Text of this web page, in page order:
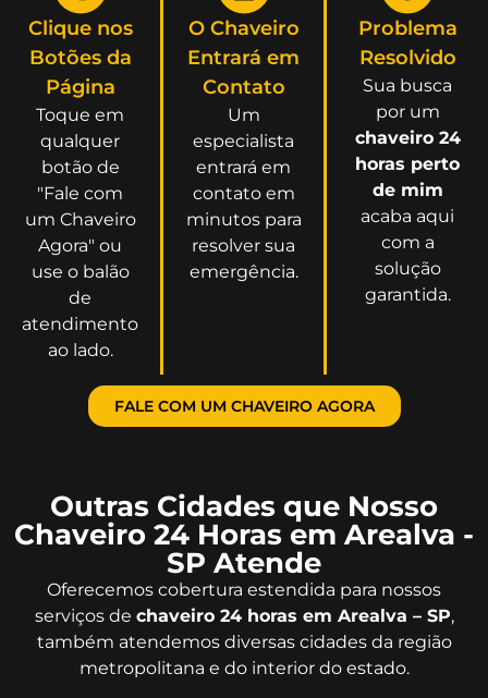
Clique nos
Botões da
Página
Toque em
qualquer
botão de
"Fale com
um Chaveiro
Agora" ou
use o balão
de
atendimento
ao lado.
O Chaveiro
Entrará em
Contato
Um
especialista
entrará em
contato em
minutos para
resolver sua
emergência.
Problema
Resolvido
Sua busca
por um
chaveiro 24
horas perto
de mim
acaba aqui
com a
solução
garantida.
FALE COM UM CHAVEIRO AGORA
Outras Cidades que Nosso
Chaveiro 24 Horas em Arealva -
SP Atende
Oferecemos cobertura estendida para nossos
serviços de chaveiro 24 horas em Arealva – SP,
também atendemos diversas cidades da região
metropolitana e do interior do estado.